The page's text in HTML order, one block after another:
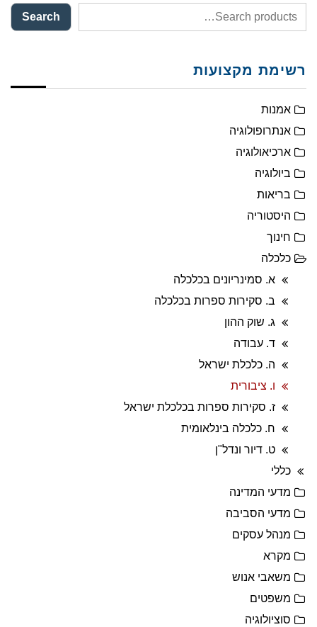
Search
רשימת מקצועות
אמנות
אנתרופולוגיה
ארכיאולוגיה
ביולוגיה
בריאות
היסטוריה
חינוך
כלכלה
א. סמינריונים בכלכלה
ב. סקירות ספרות בכלכלה
ג. שוק ההון
ד. עבודה
ה. כלכלת ישראל
ו. ציבורית
ז. סקירות ספרות בכלכלת ישראל
ח. כלכלה בינלאומית
ט. דיור ונדל"ן
כללי
מדעי המדינה
מדעי הסביבה
מנהל עסקים
מקרא
משאבי אנוש
משפטים
סוציולוגיה